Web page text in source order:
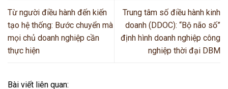
Từ người điều hành đến kiến
tạo hệ thống: Bước chuyển mà
mọi chủ doanh nghiệp cần
thực hiện
Trung tâm số điều hành kinh
doanh (DDOC): “Bộ não số”
định hình doanh nghiệp công
nghiệp thời đại DBM
Bài viết liên quan: